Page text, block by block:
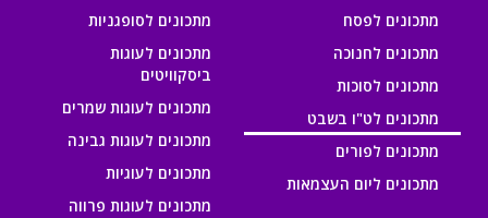
מתכונים לפסח
מתכונים לחנוכה
מתכונים לסוכות
מתכונים לט"ו בשבט
מתכונים לפורים
מתכונים ליום העצמאות
מתכונים לסופגניות
מתכונים לעוגות
ביסקוויטים
מתכונים לעוגות שמרים
מתכונים לעוגות גבינה
מתכונים לעוגיות
מתכונים לעוגות פרווה